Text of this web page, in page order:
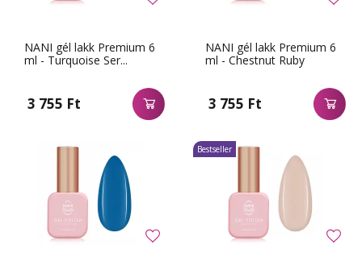
NANI gél lakk Premium 6
ml - Turquoise Ser...
3 755 Ft
NANI gél lakk Premium 6
ml - Chestnut Ruby
3 755 Ft
Bestseller